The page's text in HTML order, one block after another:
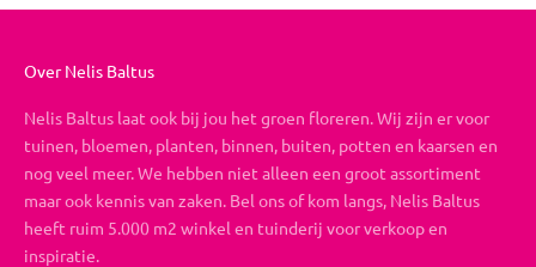
Over Nelis Baltus
Nelis Baltus laat ook bij jou het groen floreren. Wij zijn er voor
tuinen, bloemen, planten, binnen, buiten, potten en kaarsen en
nog veel meer. We hebben niet alleen een groot assortiment
maar ook kennis van zaken. Bel ons of kom langs, Nelis Baltus
heeft ruim 5.000 m2 winkel en tuinderij voor verkoop en
inspiratie.